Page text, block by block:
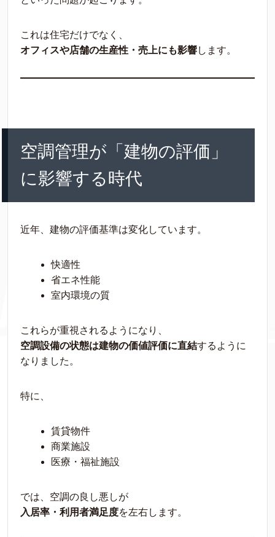
これは住宅だけでなく、
オフィスや店舗の生産性・売上にも影響します。
空調管理が「建物の評価」
に影響する時代
近年、建物の評価基準は変化しています。
快適性
省エネ性能
室内環境の質
これらが重視されるようになり、
空調設備の状態は建物の価値評価に直結するように
なりました。
特に、
賃貸物件
商業施設
医療・福祉施設
では、空調の良し悪しが
入居率・利用者満足度を左右します。